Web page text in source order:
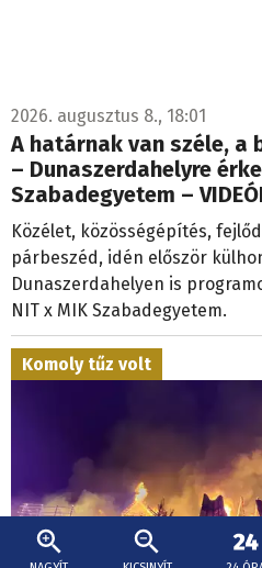
2026. augusztus 8., 18:01
A határnak van széle, a
– Dunaszerdahelyre
Szabadegyetem –
Közélet, közösségépítés,
párbeszéd, idén először
Dunaszerdahelyen is
NIT x MIK Szabadegyetem.
Komoly tűz volt